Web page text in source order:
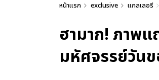
หน้าแรก exclusive แกลเลอรี
ฮามาก! ภาพแ
มหัศจรรย์วัน